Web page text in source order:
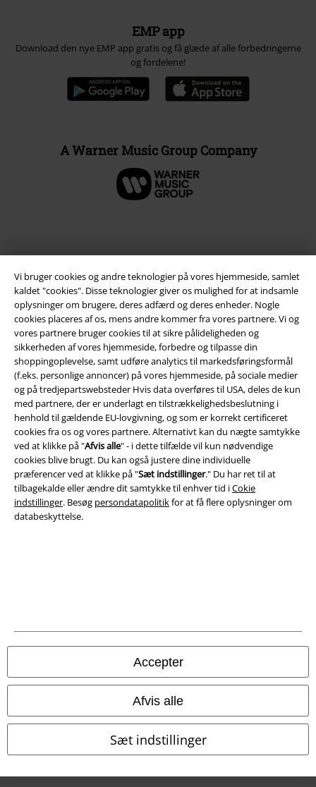
Vi bruger cookies og andre teknologier på vores hjemmeside, samlet
kaldet "cookies". Disse teknologier giver os mulighed for at indsamle
oplysninger om brugere, deres adfærd og deres enheder. Nogle
cookies placeres af os, mens andre kommer fra vores partnere. Vi og
vores partnere bruger cookies til at sikre pålideligheden og
sikkerheden af ​​vores hjemmeside, forbedre og tilpasse din
shoppingoplevelse, samt udføre analytics til markedsføringsformål
(f.eks. personlige annoncer) på vores hjemmeside, på sociale medier
og på tredjepartswebsteder Hvis data overføres til USA, deles de kun
med partnere, der er underlagt en tilstrækkelighedsbeslutning i
henhold til gældende EU-lovgivning, og som er korrekt certificeret
cookies fra os og vores partnere. Alternativt kan du nægte samtykke
ved at klikke på "Afvis alle" - i dette tilfælde vil kun nødvendige
cookies blive brugt. Du kan også justere dine individuelle
præferencer ved at klikke på "Sæt indstillinger." Du har ret til at
tilbagekalde eller ændre dit samtykke til enhver tid iCokie
indstillinger. Besøg persondatapolitikfor at få flere oplysninger om
databeskyttelse.
Accepter
Afvis alle
Sæt indstillinger
EMP app
Download den nye EMP app gratis og få glæde af alle forbedringerne
og fordelene!
A Warner Music Group Company
Juridisk
Salgs-, medlems- & leveringsbetingelser
Om EMP Danmark
Persondatapolitik
Bortskaffelse af affald og miljøbeskyttelse
Overensstemmelseserklæring
Alle priser er inkl. moms. Oplyst leveringstid er et estimat og ikke
garanteret.
© 1986-2026 E.M.P. Merchandising HGmbH